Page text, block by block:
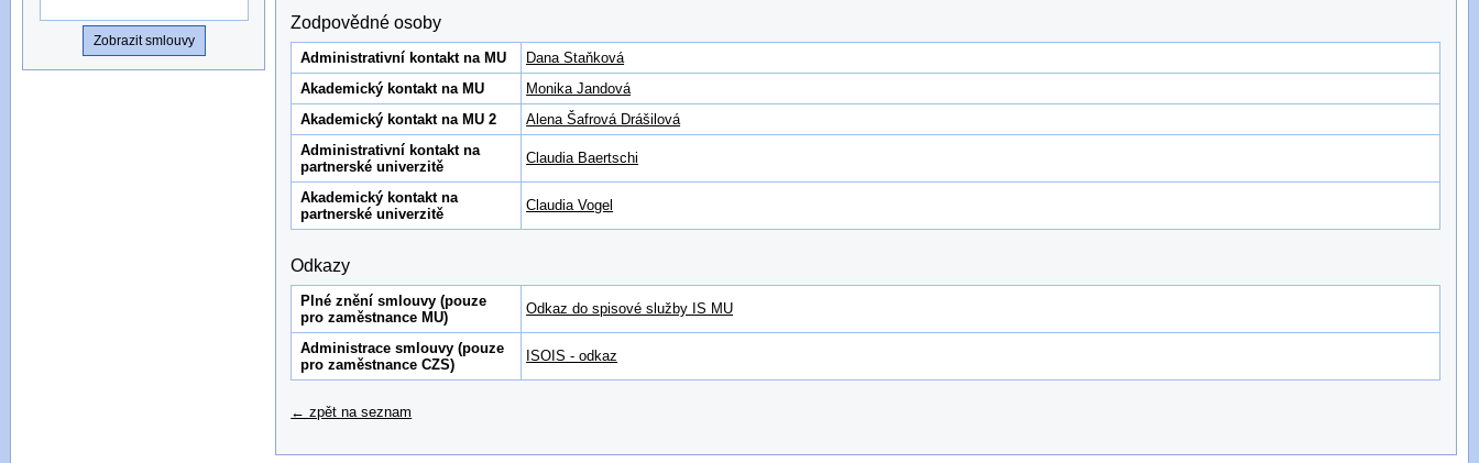
Zodpovědné osoby
Administrativní kontakt na MU
Dana Staňková
Akademický kontakt na MU
Monika Jandová
Akademický kontakt na MU 2
Alena Šafrová Drášilová
Administrativní kontakt na
partnerské univerzitě
Claudia Baertschi
Akademický kontakt na
partnerské univerzitě
Claudia Vogel
Odkazy
Plné znění smlouvy (pouze
pro zaměstnance MU)
Odkaz do spisové služby IS MU
Administrace smlouvy (pouze
pro zaměstnance CZS)
ISOIS - odkaz
← zpět na seznam